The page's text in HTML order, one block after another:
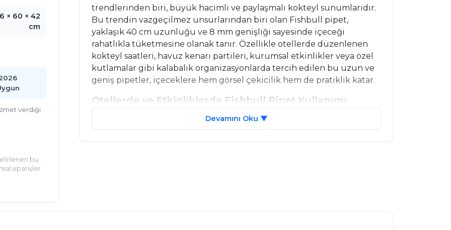
trendlerinden biri, büyük hacimli ve paylaşmalı kokteyl sunumlarıdır.
Bu trendin vazgeçilmez unsurlarından biri olan Fishbull pipet,
yaklaşık 40 cm uzunluğu ve 8 mm genişliği sayesinde içeceği
rahatlıkla tüketmesine olanak tanır. Özellikle otellerde düzenlenen
kokteyl saatleri, havuz kenarı partileri, kurumsal etkinlikler veya özel
kutlamalar gibi kalabalık organizasyonlarda tercih edilen bu uzun ve
geniş pipetler, içeceklere hem görsel çekicilik hem de pratiklik katar.
Otellerde ve Etkinliklerde Fishbull Pipet Kullanımı
Büyük Hacimli Kokteyller: Otellerin lobilerinde, barlarında ve
restoranlarında sıkça sunulan “punch bowl” tarzındaki geniş kaplarda
Devamını Oku ▼
× 60 × 42
cm
verdiği
bu
siparişler